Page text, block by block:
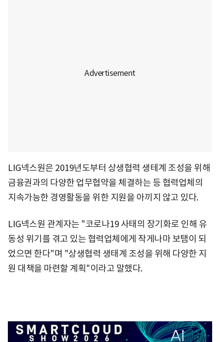
LIG넥스원은 2019년도부터 상생협력 생테계 조성을 위해
금융권과의 다양한 업무협약을 체결하는 등 협력업체의
지속가능한 경영활동을 위한 지원을 아끼지 않고 있다.
LIG넥스원 관계자는 "코로나19 사태의 장기화로 인해 유
동성 위기를 겪고 있는 협력업체에게 작게나마 보탬이 되
었으면 한다"며 "상생협력 생태계 조성을 위해 다양한 지
원 대책을 마련할 계획"이라고 말했다.